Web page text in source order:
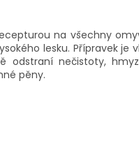
na všechny
lesku. Přípravek je
odstraní nečistoty,
pěny.